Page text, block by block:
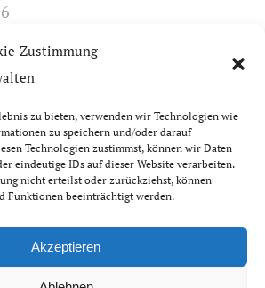
Zustimmung
zu bieten, verwenden wir Technologien wie
zu speichern und/oder darauf
Technologien zustimmst, können wir Daten
eindeutige IDs auf dieser Website verarbeiten.
nicht erteilst oder zurückziehst, können
Funktionen beeinträchtigt werden.
Akzeptieren
in der Rhön +++ Bis 17.4.
+++ April-Öffnungszeiten +++
Rhönhaus GbR | 2026
& Datenschutzerklärung